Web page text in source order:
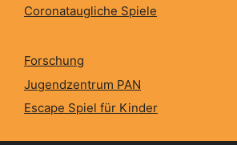
Coronataugliche Spiele
Forschung
Jugendzentrum PAN
Escape Spiel für Kinder